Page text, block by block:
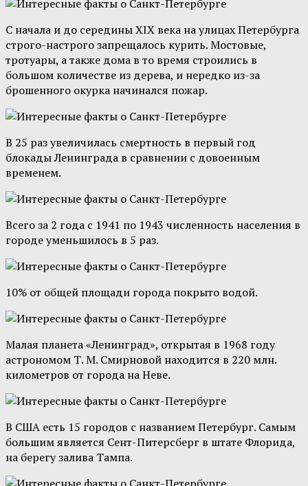
С начала и до середины XIX века на улицах Петербурга
строго-настрого запрещалось курить. Мостовые,
тротуары, а также дома в то время строились в
большом количестве из дерева, и нередко из-за
брошенного окурка начинался пожар.
В 25 раз увеличилась смертность в первый год
блокады Ленинграда в сравнении с довоенным
временем.
Всего за 2 года с 1941 по 1943 численность населения в
городе уменьшилось в 5 раз.
10% от общей площади города покрыто водой.
Малая планета «Ленинград», открытая в 1968 году
астрономом Т. М. Смирновой находится в 220 млн.
километров от города на Неве.
В США есть 15 городов с названием Петербург. Самым
большим является Сент-Питерсберг в штате Флорида,
на берегу залива Тампа.